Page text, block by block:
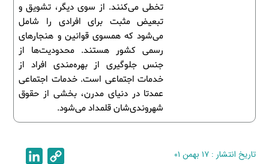
تخطی می‌کنند. از سوی دیگر، تشویق و
تبعیض مثبت برای افرادی را شامل
می‌شود که همسوی قوانین و هنجارهای
رسمی کشور هستند. محدودیت‌ها از
جنس جلوگیری از بهره‌مندی افراد از
خدمات اجتماعی است. خدمات اجتماعی
عمدتا در دنیای مدرن، بخشی از حقوق
شهروندی‌شان قلمداد می‌شود.
تاریخ انتشار : ۱۷ بهمن ۰۱